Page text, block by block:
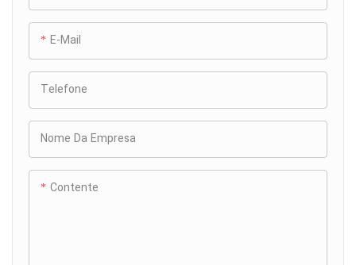
E-Mail
Telefone
Nome Da Empresa
Contente